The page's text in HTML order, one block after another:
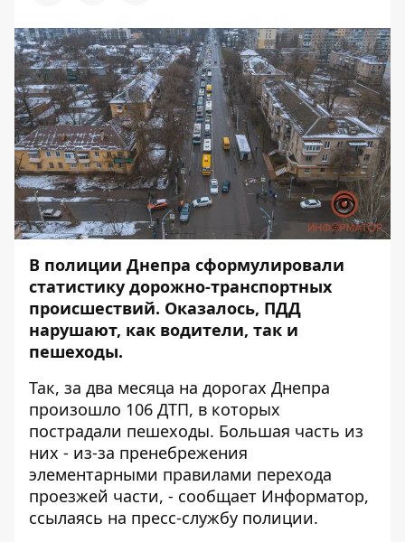
В полиции Днепра сформулировали
статистику дорожно-транспортных
происшествий. Оказалось, ПДД
нарушают, как водители, так и
пешеходы.
Так, за два месяца на дорогах Днепра
произошло 106 ДТП, в которых
пострадали пешеходы. Большая часть из
них - из-за пренебрежения
элементарными правилами перехода
проезжей части, - сообщает Информатор,
ссылаясь на пресс-службу полиции.